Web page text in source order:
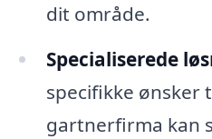
dit område.
Specialiserede
specifikke ønsker
gartnerfirma kan